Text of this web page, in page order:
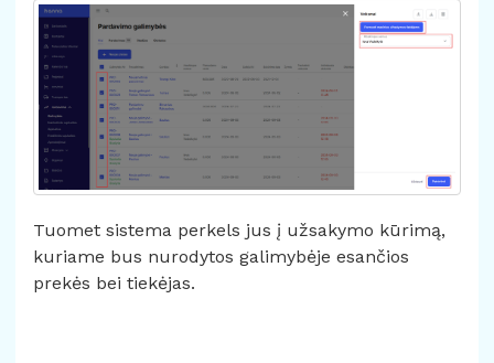
Tuomet sistema perkels jus į užsakymo kūrimą,
kuriame bus nurodytos galimybėje esančios
prekės bei tiekėjas.